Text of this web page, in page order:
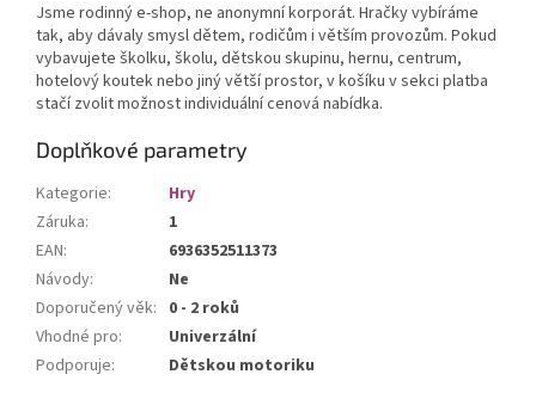
Jsme rodinný e-shop, ne anonymní korporát. Hračky vybíráme
tak, aby dávaly smysl dětem, rodičům i větším provozům. Pokud
vybavujete školku, školu, dětskou skupinu, hernu, centrum,
hotelový koutek nebo jiný větší prostor, v košíku v sekci platba
stačí zvolit možnost individuální cenová nabídka.
Doplňkové parametry
Kategorie:
Hry
Záruka:
1
EAN:
6936352511373
Návody:
Ne
Doporučený věk: 0 - 2 roků
Vhodné pro:
Univerzální
Podporuje: Dětskou motoriku